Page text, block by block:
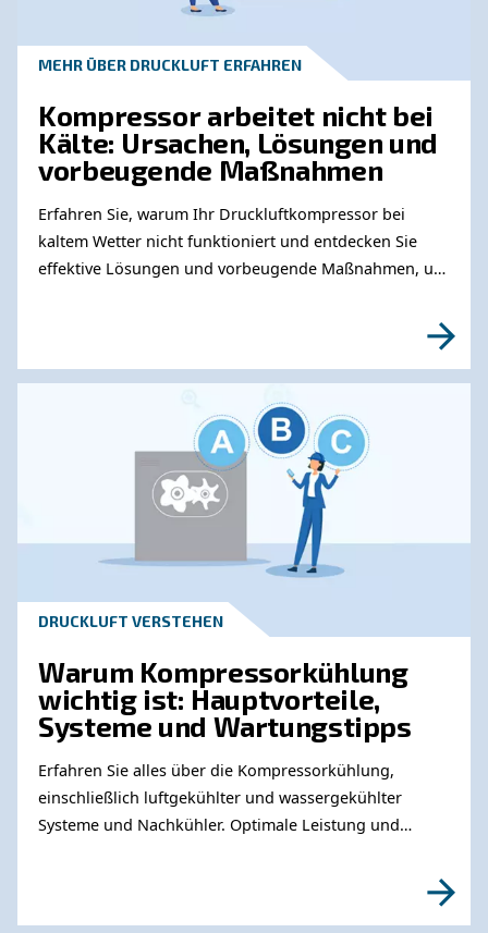
Wenden Sie sich an unsere
Experten
Benötigen Sie weitere Informationen zu
Produkten? Bitte füllen Sie dieses Formular
unsere Experten Sie so schnell wie möglich
können.